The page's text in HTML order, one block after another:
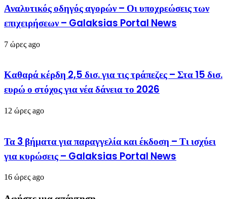
Αναλυτικός οδηγός αγορών – Οι υποχρεώσεις των
επιχειρήσεων – Galaksias Portal News
7 ώρες ago
Καθαρά κέρδη 2,5 δισ. για τις τράπεζες – Στα 15 δισ.
ευρώ ο στόχος για νέα δάνεια το 2026
12 ώρες ago
Τα 3 βήματα για παραγγελία και έκδοση – Τι ισχύει
για κυρώσεις – Galaksias Portal News
16 ώρες ago